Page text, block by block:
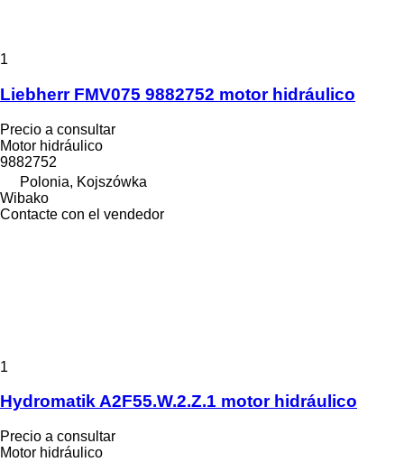
1
Liebherr FMV075 9882752 motor hidráulico
Precio a consultar
Motor hidráulico
9882752
Polonia, Kojszówka
Wibako
Contacte con el vendedor
1
Hydromatik A2F55.W.2.Z.1 motor hidráulico
Precio a consultar
Motor hidráulico